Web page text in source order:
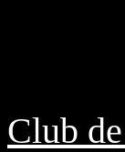
Club